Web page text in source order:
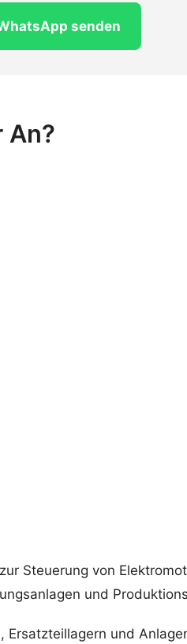
senden
An?
Steuerung von
und
und